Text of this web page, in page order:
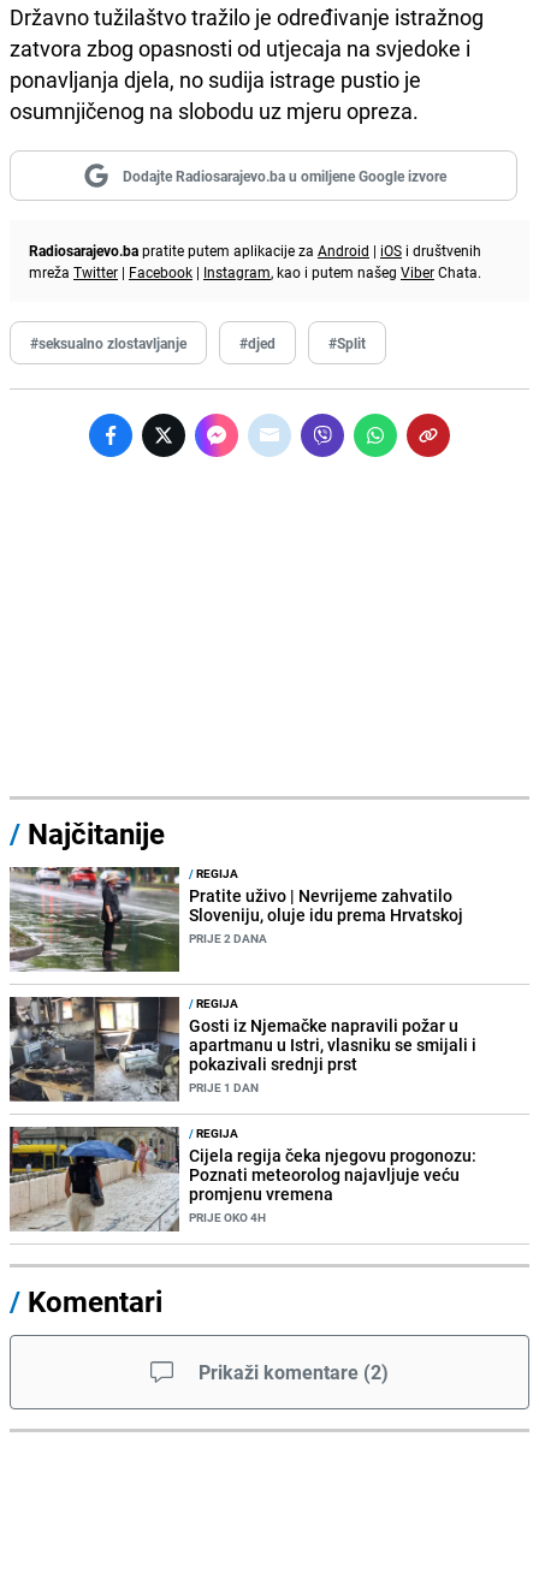
Državno tužilaštvo tražilo je određivanje istražnog
zatvora zbog opasnosti od utjecaja na svjedoke i
ponavljanja djela, no sudija istrage pustio je
osumnjičenog na slobodu uz mjeru opreza.
Dodajte Radiosarajevo.ba u omiljene Google izvore
Radiosarajevo.bapratite putem aplikacije za Android | iOS i društvenih
mreža Twitter | Facebook | Instagram, kao i putem našeg ViberChata.
#seksualno zlostavljanje #djed #Split
/ Najčitanije
/REGIJA
Pratite uživo | Nevrijeme zahvatilo
Sloveniju, oluje idu prema Hrvatskoj
PRIJE 2 DANA
/REGIJA
Gosti iz Njemačke napravili požar u
apartmanu u Istri, vlasniku se smijali i
pokazivali srednji prst
PRIJE 1 DAN
/REGIJA
Cijela regija čeka njegovu progonozu:
Poznati meteorolog najavljuje veću
promjenu vremena
PRIJE OKO 4H
/ Komentari
Prikaži komentare (2)